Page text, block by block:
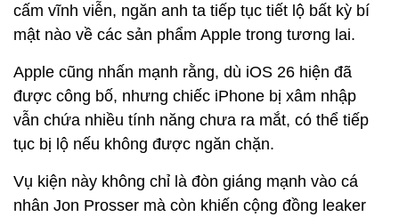
cấm vĩnh viễn, ngăn anh ta tiếp tục tiết lộ bất kỳ bí
mật nào về các sản phẩm Apple trong tương lai.
Apple cũng nhấn mạnh rằng, dù iOS 26 hiện đã
được công bố, nhưng chiếc iPhone bị xâm nhập
vẫn chứa nhiều tính năng chưa ra mắt, có thể tiếp
tục bị lộ nếu không được ngăn chặn.
Vụ kiện này không chỉ là đòn giáng mạnh vào cá
nhân Jon Prosser mà còn khiến cộng đồng leaker